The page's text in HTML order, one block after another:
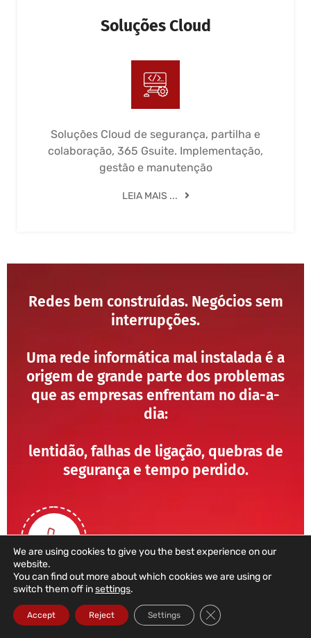
Soluções Cloud
Soluções Cloud de segurança, partilha e
colaboração, 365 Gsuite. Implementação,
gestão e manutenção
LEIA MAIS ...
Redes bem construídas. Negócios sem
interrupções.
Uma rede informática mal instalada é a
origem de grande parte dos problemas
que as empresas enfrentam no dia-a-
dia:
lentidão, falhas de ligação, quebras de
segurança e tempo perdido.
211 459 950
We are using cookies to give you the best experience on our
website.
You can find out more about which cookies we are using or
switch them off insettings.
Accept Reject Settings Close GDPR Cookie